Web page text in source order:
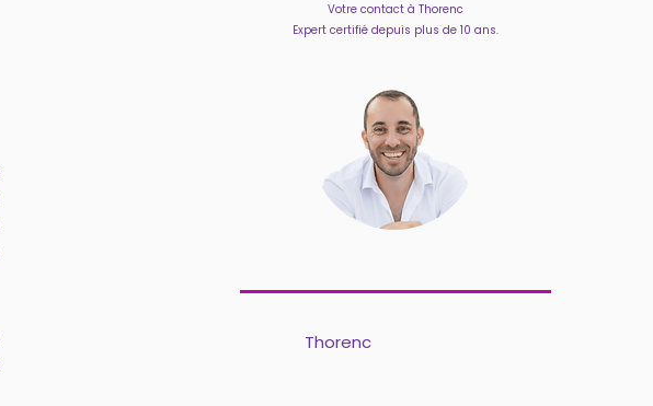
Votre contact à Thorenc
Expert certifié depuis plus de 10 ans.
Thorenc